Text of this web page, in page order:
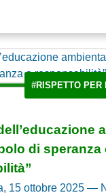
#RISPETTO PER
di speranza
15 ottobre 2025 —